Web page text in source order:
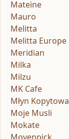
Mateine
Mauro
Melitta
Melitta Europe
Meridian
Milka
Milzu
MK Cafe
Młyn Kopytowa
Moje Musli
Mokate